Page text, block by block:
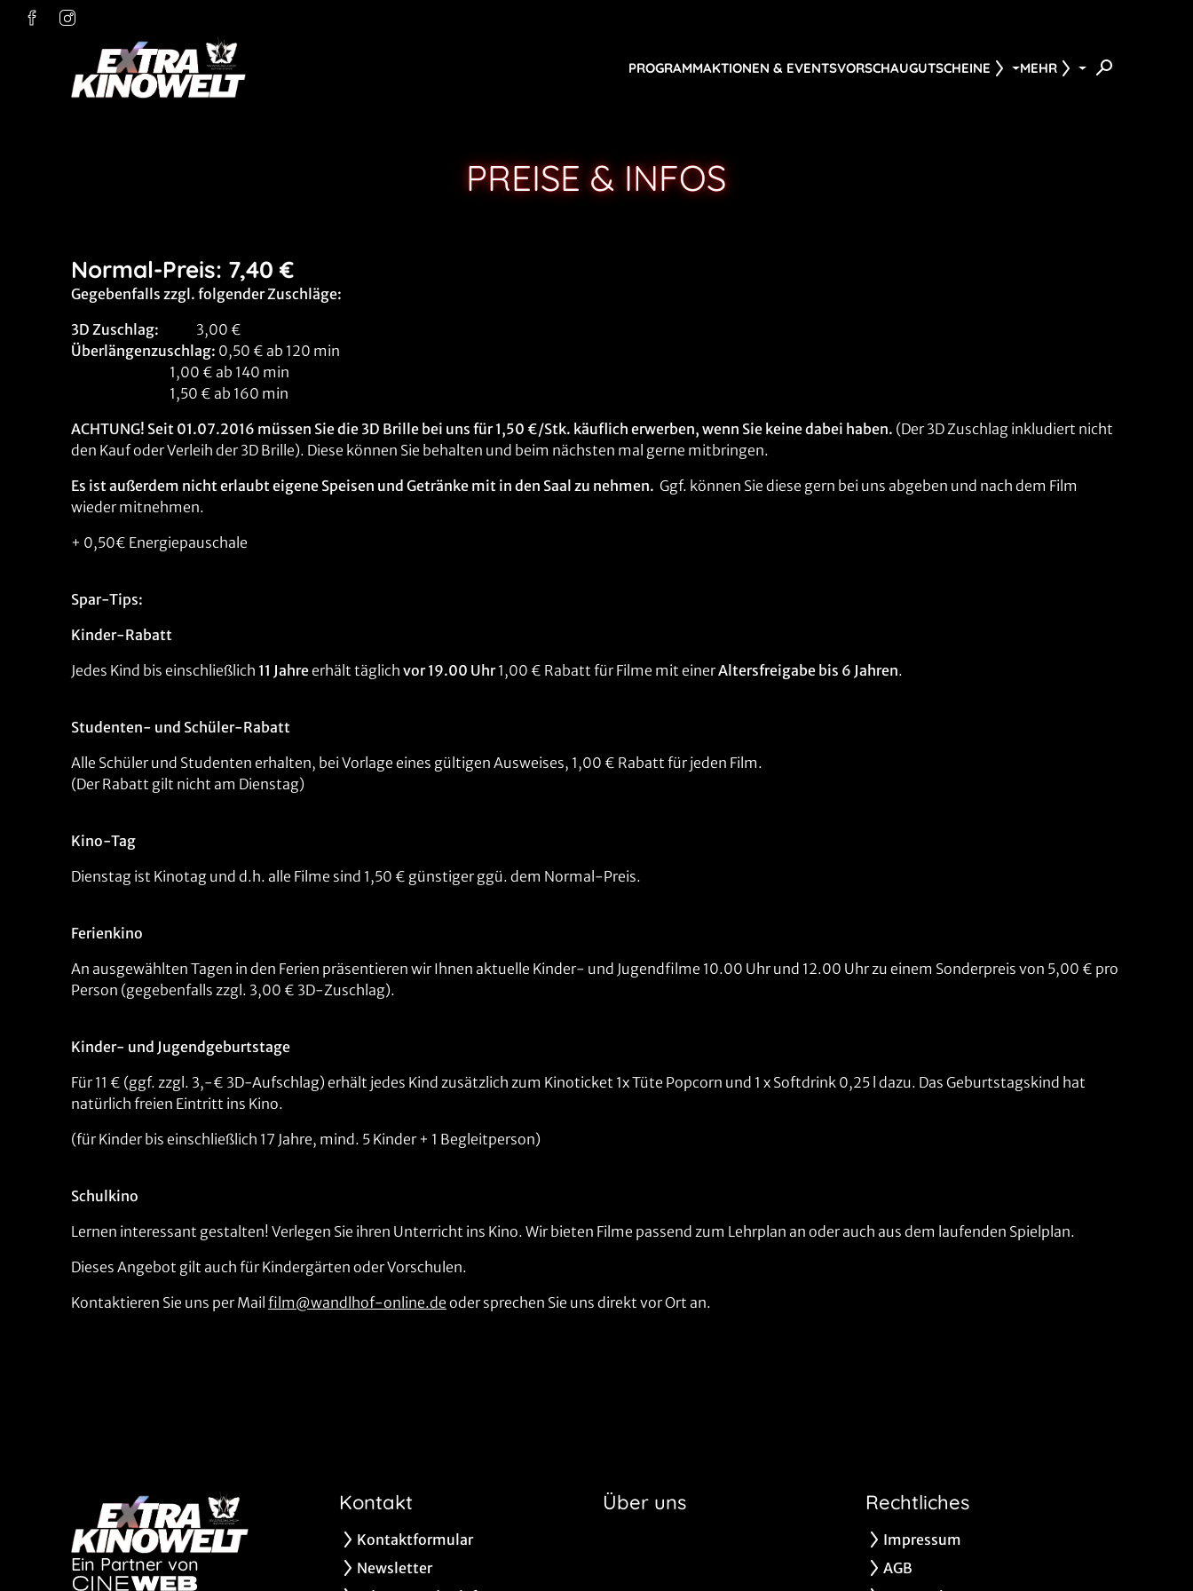
PROGRAMMAKTIONEN & EVENTSVORSCHAUGUTSCHEINE MEHR
PREISE & INFOS
Normal-Preis: 7,40 €
Gegebenfalls zzgl. folgender Zuschläge:
3D Zuschlag: 3,00 €
Überlängenzuschlag: 0,50 € ab 120 min
1,00 € ab 140 min
1,50 € ab 160 min
ACHTUNG! Seit 01.07.2016 müssen Sie die 3D Brille bei uns für 1,50 €/Stk. käuflich erwerben, wenn Sie keine dabei haben. (Der 3D Zuschlag inkludiert nicht
den Kauf oder Verleih der 3D Brille). Diese können Sie behalten und beim nächsten mal gerne mitbringen.
Es ist außerdem nicht erlaubt eigene Speisen und Getränke mit in den Saal zu nehmen. Ggf. können Sie diese gern bei uns abgeben und nach dem Film
wieder mitnehmen.
+ 0,50€ Energiepauschale
Spar-Tips:
Kinder-Rabatt
Jedes Kind bis einschließlich 11 Jahreerhält täglich vor 19.00 Uhr1,00 € Rabatt für Filme mit einerAltersfreigabe bis 6 Jahren.
Studenten- und Schüler-Rabatt
Alle Schüler und Studenten erhalten, bei Vorlage eines gültigen Ausweises, 1,00 € Rabatt für jeden Film.
(Der Rabatt gilt nicht am Dienstag)
Kino-Tag
Dienstag ist Kinotag und d.h. alle Filme sind 1,50 € günstiger ggü. dem Normal-Preis.
Ferienkino
An ausgewählten Tagen in den Ferien präsentieren wir Ihnen aktuelle Kinder- und Jugendfilme 10.00 Uhr und 12.00 Uhr zu einem Sonderpreis von 5,00 € pro
Person (gegebenfalls zzgl. 3,00 € 3D-Zuschlag).
Kinder- und Jugendgeburtstage
Für 11 € (ggf. zzgl. 3,-€ 3D-Aufschlag) erhält jedes Kind zusätzlich zum Kinoticket 1x Tüte Popcorn und 1 x Softdrink 0,25 l dazu. Das Geburtstagskind hat
natürlich freien Eintritt ins Kino.
(für Kinder bis einschließlich 17 Jahre, mind. 5 Kinder + 1 Begleitperson)
Schulkino
Lernen interessant gestalten! Verlegen Sie ihren Unterricht ins Kino. Wir bieten Filme passend zum Lehrplan an oder auch aus dem laufenden Spielplan.
Dieses Angebot gilt auch für Kindergärten oder Vorschulen.
Kontaktieren Sie uns per Mail film@wandlhof-online.de oder sprechen Sie uns direkt vor Ort an.
Ein Partner von
Kontakt
Kontaktformular
Newsletter
Über uns Rechtliches
Impressum
AGB